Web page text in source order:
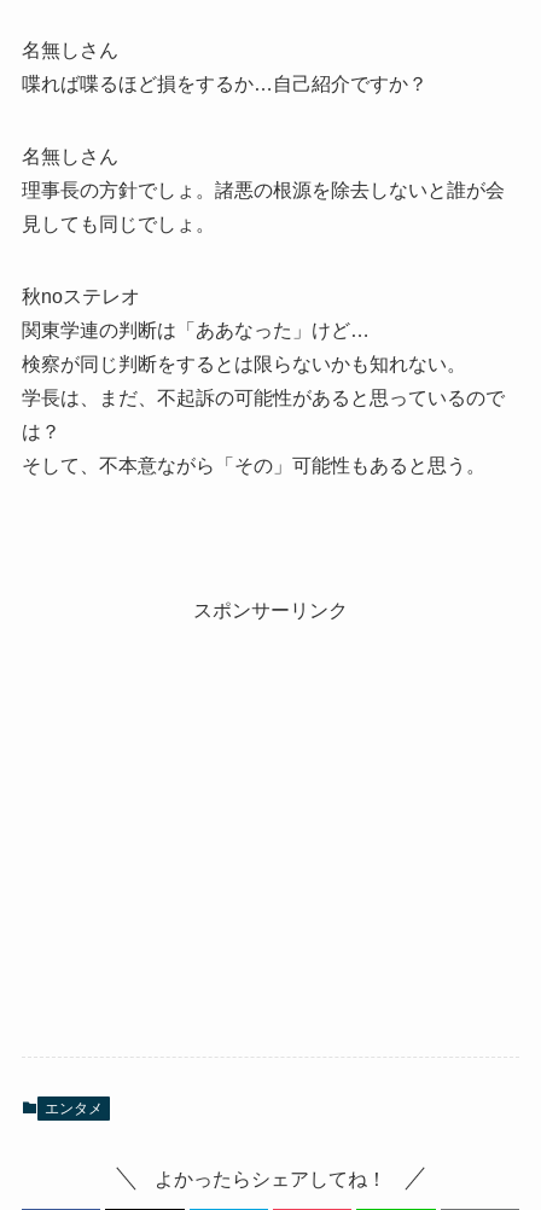
名無しさん
喋れば喋るほど損をするか…自己紹介ですか？
名無しさん
理事長の方針でしょ。諸悪の根源を除去しないと誰が会
見しても同じでしょ。
秋noステレオ
関東学連の判断は「ああなった」けど…
検察が同じ判断をするとは限らないかも知れない。
学長は、まだ、不起訴の可能性があると思っているので
は？
そして、不本意ながら「その」可能性もあると思う。
スポンサーリンク
エンタメ
よかったらシェアしてね！